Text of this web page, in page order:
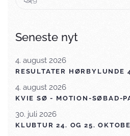
Seneste nyt
4. august 2026
RESULTATER HØRBYLUNDE
4. august 2026
KVIE SØ - MOTION-SØBAD-
30. juli 2026
KLUBTUR 24. OG 25.